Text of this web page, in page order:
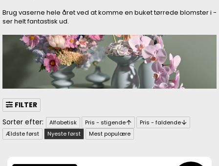
Brug vaserne hele året ved at komme en buket tørrede blomster i -
ser helt fantastisk ud.
FILTER
Alfabetisk Pris - stigende
Pris - faldende
Ældste først
Nyeste først Mest populære